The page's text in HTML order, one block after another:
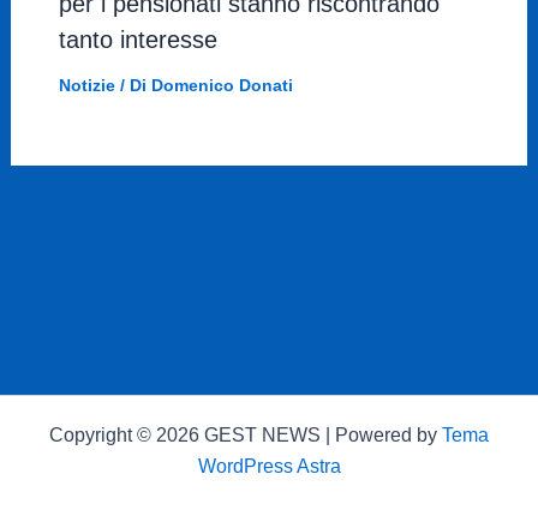
tanto interesse
Notizie/ Di Domenico Donati
Copyright © 2026 GEST NEWS | Powered by Tema
WordPress Astra